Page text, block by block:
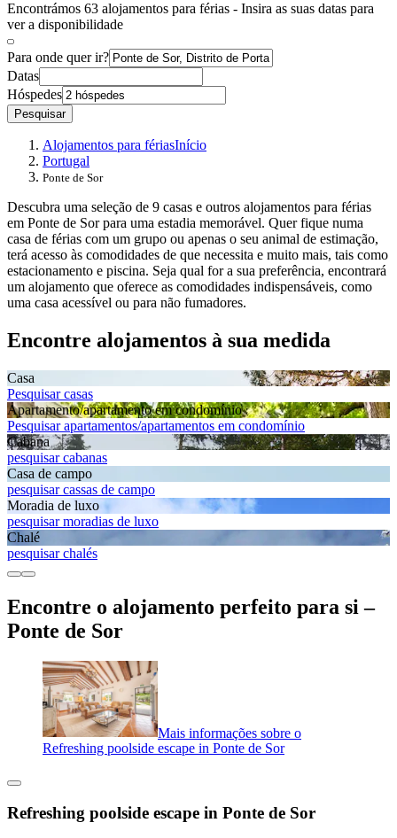
Encontrámos 63 alojamentos para férias - Insira as suas datas para
ver a disponibilidade
Para onde quer ir?
Datas
Hóspedes
Pesquisar
Alojamentos para fériasInício
Portugal
Ponte de Sor
Descubra uma seleção de 9 casas e outros alojamentos para férias
em Ponte de Sor para uma estadia memorável. Quer fique numa
casa de férias com um grupo ou apenas o seu animal de estimação,
terá acesso às comodidades de que necessita e muito mais, tais como
estacionamento e piscina. Seja qual for a sua preferência, encontrará
um alojamento que oferece as comodidades indispensáveis, como
uma casa acessível ou para não fumadores.
Encontre alojamentos à sua medida
Casa
Pesquisar casas
Apartamento/apartamento em condomínio
Pesquisar apartamentos/apartamentos em condomínio
Cabana
pesquisar cabanas
Casa de campo
pesquisar cassas de campo
Moradia de luxo
pesquisar moradias de luxo
Chalé
pesquisar chalés
Encontre o alojamento perfeito para si –
Ponte de Sor
Mais informações sobre o
Refreshing poolside escape in Ponte de Sor
Refreshing poolside escape in Ponte de Sor